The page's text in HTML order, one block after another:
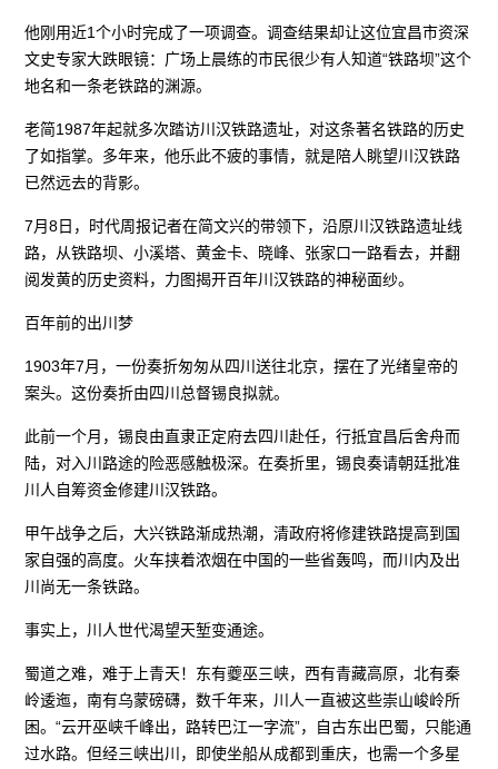
他刚用近1个小时完成了一项调查。调查结果却让这位宜昌市资深
文史专家大跌眼镜：广场上晨练的市民很少有人知道“铁路坝”这个
地名和一条老铁路的渊源。
老简1987年起就多次踏访川汉铁路遗址，对这条著名铁路的历史
了如指掌。多年来，他乐此不疲的事情，就是陪人眺望川汉铁路
已然远去的背影。
7月8日，时代周报记者在简文兴的带领下，沿原川汉铁路遗址线
路，从铁路坝、小溪塔、黄金卡、晓峰、张家口一路看去，并翻
阅发黄的历史资料，力图揭开百年川汉铁路的神秘面纱。
百年前的出川梦
1903年7月，一份奏折匆匆从四川送往北京，摆在了光绪皇帝的
案头。这份奏折由四川总督锡良拟就。
此前一个月，锡良由直隶正定府去四川赴任，行抵宜昌后舍舟而
陆，对入川路途的险恶感触极深。在奏折里，锡良奏请朝廷批准
川人自筹资金修建川汉铁路。
甲午战争之后，大兴铁路渐成热潮，清政府将修建铁路提高到国
家自强的高度。火车挟着浓烟在中国的一些省轰鸣，而川内及出
川尚无一条铁路。
事实上，川人世代渴望天堑变通途。
蜀道之难，难于上青天！东有夔巫三峡，西有青藏高原，北有秦
岭逶迤，南有乌蒙磅礴，数千年来，川人一直被这些崇山峻岭所
困。“云开巫峡千峰出，路转巴江一字流”，自古东出巴蜀，只能通
过水路。但经三峡出川，即使坐船从成都到重庆，也需一个多星